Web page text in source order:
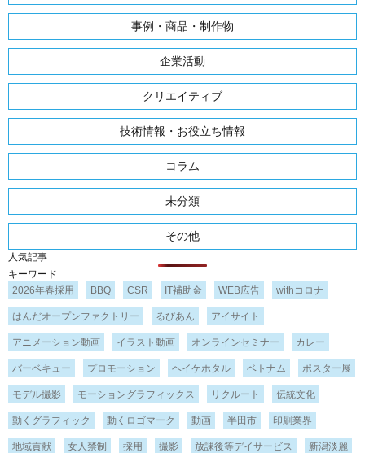
事例・商品・制作物
企業活動
クリエイティブ
技術情報・お役立ち情報
コラム
未分類
その他
人気記事
キーワード
2026年春採用
BBQ CSR IT補助金 WEB広告 withコロナ
はんだオープンファクトリー るびあん アイサイト
アニメーション動画 イラスト動画 オンラインセミナー カレー
バーベキュー プロモーション ヘイケホタル ベトナム ポスター展
モデル撮影 モーショングラフィックス リクルート 伝統文化
動くグラフィック 動くロゴマーク 動画 半田市 印刷業界
地域貢献 女人禁制 採用 撮影 放課後等デイサービス 新潟淡麗